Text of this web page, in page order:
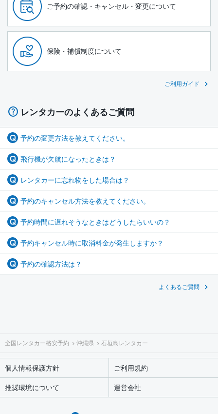
ご予約の確認・キャンセル・変更について
保険・補償制度について
ご利用ガイド
レンタカーのよくあるご質問
予約の変更方法を教えてください。
飛行機が欠航になったときは？
レンタカーに忘れ物をした場合は？
予約のキャンセル方法を教えてください。
予約時間に遅れそうなときはどうしたらいいの？
予約キャンセル時に取消料金が発生しますか？
予約の確認方法は？
よくあるご質問
全国レンタカー格安予約 沖縄県 石垣島レンタカー
個人情報保護方針
ご利用規約
推奨環境について
運営会社